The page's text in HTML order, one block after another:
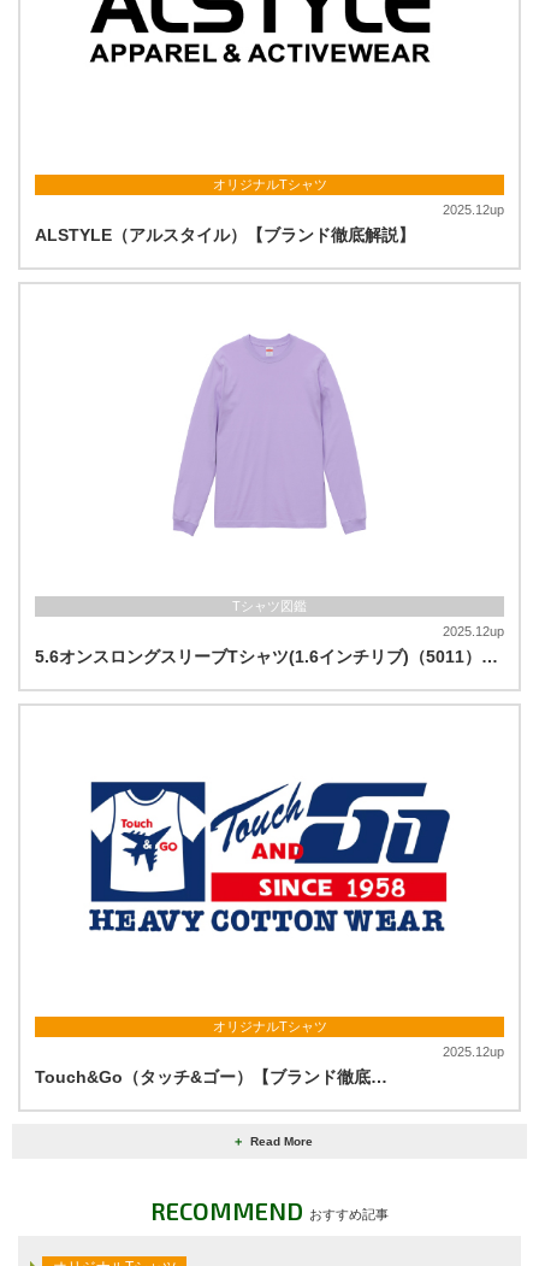
オリジナルTシャツ
2025.12up
ALSTYLE（アルスタイル）【ブランド徹底解説】
Tシャツ図鑑
2025.12up
5.6オンスロングスリーブTシャツ(1.6インチリブ)（5011）…
オリジナルTシャツ
2025.12up
Touch&Go（タッチ&ゴー）【ブランド徹底…
＋ Read More
RECOMMEND おすすめ記事